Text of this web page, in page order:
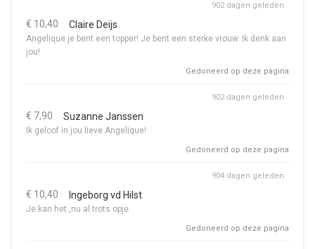
€ 10,40 Claire Deijs
Angelique je bent een topper! Je bent een sterke vrouw. Ik denk aan
jou!
902 dagen geleden
Gedoneerd op deze pagina
€ 7,90 Suzanne Janssen
Ik geloof in jou lieve Angelique!
902 dagen geleden
Gedoneerd op deze pagina
€ 10,40 Ingeborg vd Hilst
Je kan het ,nu al trots opje
904 dagen geleden
Gedoneerd op deze pagina